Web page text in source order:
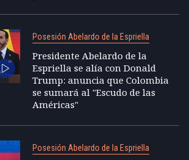
Posesión Abelardo de la Espriella
Presidente Abelardo de la
Espriella se alía con Donald
Trump: anuncia que Colombia
se sumará al "Escudo de las
Américas"
Posesión Abelardo de la Espriella